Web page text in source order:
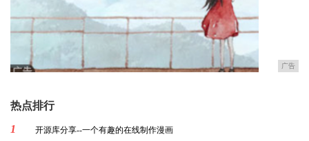
广告
热点排行
1
开源库分享--一个有趣的在线制作漫画